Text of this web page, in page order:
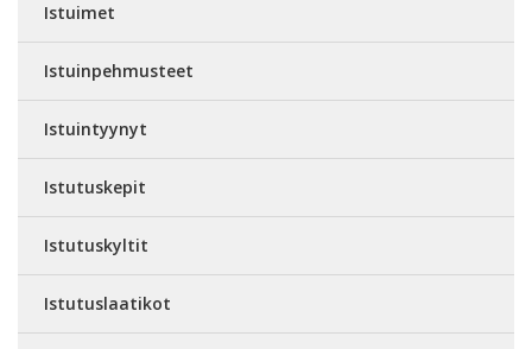
Istuimet
Istuinpehmusteet
Istuintyynyt
Istutuskepit
Istutuskyltit
Istutuslaatikot